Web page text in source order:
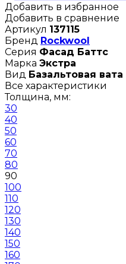
Добавить в избранное
Добавить в сравнение
Артикул 137115
Бренд Rockwool
Серия Фасад Баттс
Марка Экстра
Вид Базальтовая вата
Все характеристики
Толщина, мм:
30
40
50
60
70
80
90
100
110
120
130
140
150
160